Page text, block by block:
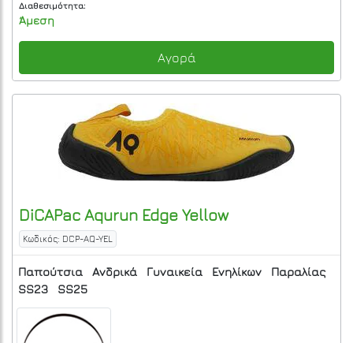
Διαθεσιμότητα:
Άμεση
Αγορά
DiCAPac Aqurun Edge Yellow
Κωδικός: DCP-AQ-YEL
Παπούτσια Ανδρικά Γυναικεία Ενηλίκων
Παραλίας
SS23
SS25